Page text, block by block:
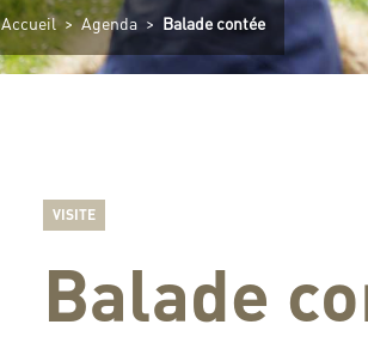
Accueil > Agenda > Balade contée
VISITE
Balade